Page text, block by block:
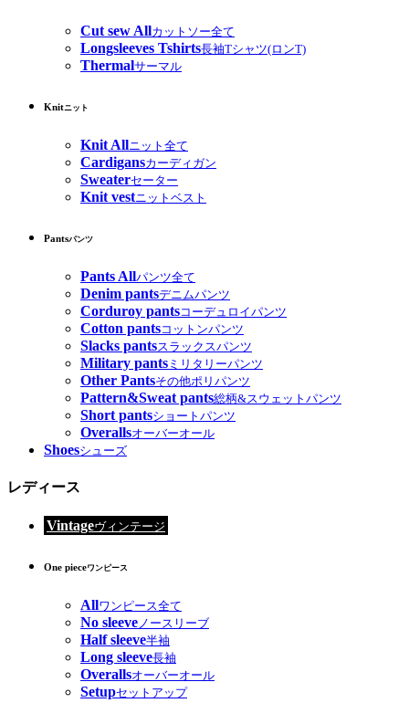
Cut sew Allカットソー全て
Longsleeves Tshirts長袖Tシャツ(ロンT)
Thermalサーマル
Knitニット
Knit Allニット全て
Cardigansカーディガン
Sweaterセーター
Knit vestニットベスト
Pantsパンツ
Pants Allパンツ全て
Denim pantsデニムパンツ
Corduroy pantsコーデュロイパンツ
Cotton pantsコットンパンツ
Slacks pantsスラックスパンツ
Military pants ミリタリーパンツ
Other Pantsその他ポリパンツ
Pattern&Sweat pants総柄&スウェットパンツ
Short pantsショートパンツ
Overallsオーバーオール
Shoesシューズ
レディース
Vintageヴィンテージ
One pieceワンピース
Allワンピース全て
No sleeve ノースリーブ
Half sleeve半袖
Long sleeve長袖
Overallsオーバーオール
Setupセットアップ